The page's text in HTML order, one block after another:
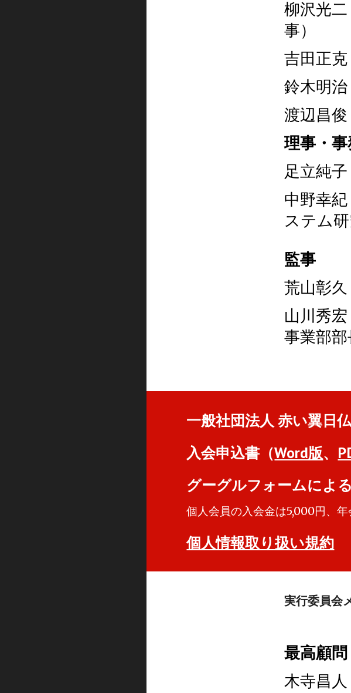
柳沢光
事）
吉田正
鈴木明
渡辺昌
理事・事
足立純
中野幸
ステム
監事
荒山彰
山川秀
事業部部
一般社団法人 赤い翼日
入会申込書（Word版、
グーグルフォームによ
個人会員の入会金は5,000円、
個人情報取り扱い規約
実行委員会
最高
木寺昌